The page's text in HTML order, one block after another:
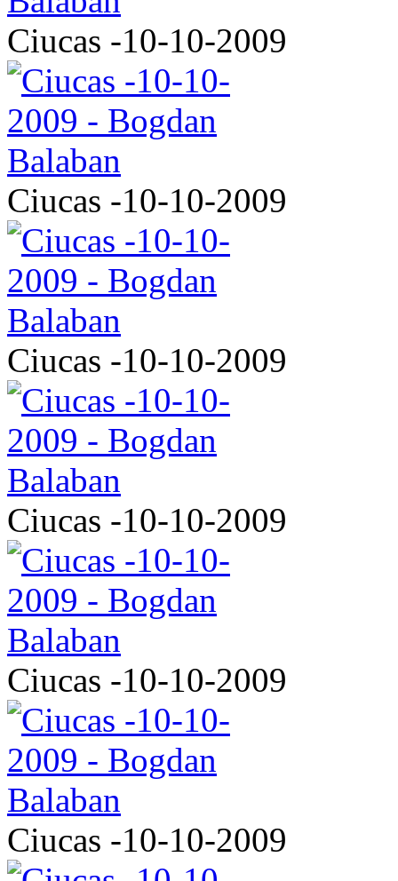
Ciucas -10-10-2009
Ciucas -10-10-2009
Ciucas -10-10-2009
Ciucas -10-10-2009
Ciucas -10-10-2009
Ciucas -10-10-2009